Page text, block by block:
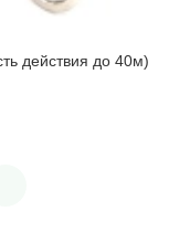
действия до 40м)